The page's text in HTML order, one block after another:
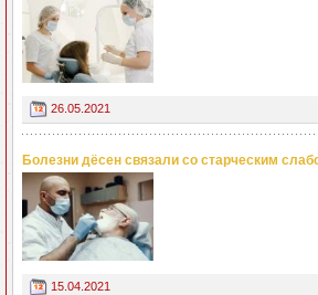
26.05.2021
Болезни дёсен связали со старческим
15.04.2021